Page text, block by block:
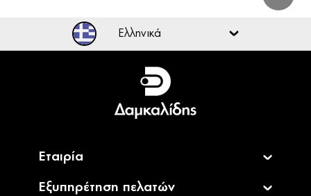
Ελληνικά
Ελληνικά
English
Εταιρία
Εξυπηρέτηση πελατών